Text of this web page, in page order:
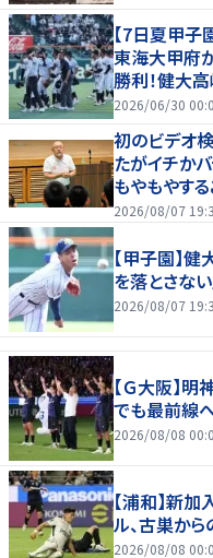
【7日夏甲子
東海大甲府
勝利！健大
2026/06/30
初のビデオ
たがイチか
もやもやす
2026/08/07
【甲子園】健
を落とさな
2026/08/07
【Ｇ大阪】明
でも最前線
2026/08/08
【浦和】新
ル、古巣から
2026/08/08